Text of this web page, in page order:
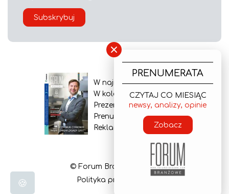
Subskrybuj
W najnowszym wydaniu
W kolejnym numerze
Prezentacja gazety
Prenumerata
Reklama
© Forum Branżowe 2026
Polityka prywatności
×
PRENUMERATA
CZYTAJ CO MIESIĄC
newsy, analizy, opinie
Zobacz
🍪